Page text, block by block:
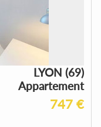
LYON (69)
Appartement
747 €